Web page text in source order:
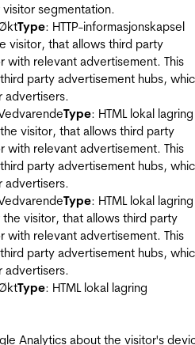
segmentation.
Type: HTTP-informasjonskapsel
visitor, that allows third party
relevant advertisement. This
party advertisement hubs,
advertisers.
Type: HTML lokal lagring
visitor, that allows third party
relevant advertisement. This
party advertisement hubs,
advertisers.
Type: HTML lokal lagring
the visitor, that allows third party
relevant advertisement. This
party advertisement hubs,
advertisers.
Type: HTML lokal lagring
Analytics about the visitor's